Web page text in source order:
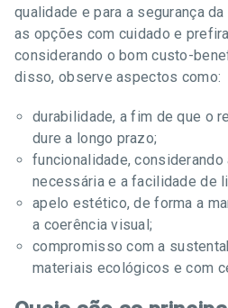
qualidade e para a segurança
as opções com cuidado e
considerando o bom custo-
disso, observe aspectos como:
durabilidade, a fim de que o
dure a longo prazo;
funcionalidade, considerando
necessária e a facilidade de
apelo estético, de forma a
a coerência visual;
compromisso com a
materiais ecológicos e com